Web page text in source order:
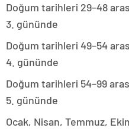
Doğum tarihleri 29–48
3. gününde
Doğum tarihleri 49–54
4. gününde
Doğum tarihleri 54–99
5. gününde
Ocak, Nisan, Temmuz,